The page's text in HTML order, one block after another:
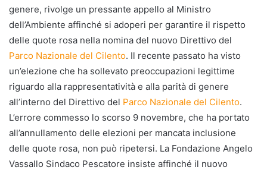
genere, rivolge un pressante appello al Ministro
dell’Ambiente affinché si adoperi per garantire il rispetto
delle quote rosa nella nomina del nuovo Direttivo del
Parco Nazionale del Cilento. Il recente passato ha visto
un’elezione che ha sollevato preoccupazioni legittime
riguardo alla rappresentatività e alla parità di genere
all’interno del Direttivo del Parco Nazionale del Cilento.
L’errore commesso lo scorso 9 novembre, che ha portato
all’annullamento delle elezioni per mancata inclusione
delle quote rosa, non può ripetersi. La Fondazione Angelo
Vassallo Sindaco Pescatore insiste affinché il nuovo